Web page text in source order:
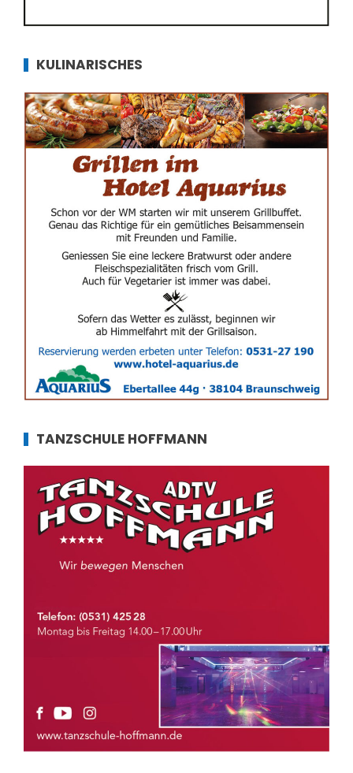
KULINARISCHES
TANZSCHULE HOFFMANN